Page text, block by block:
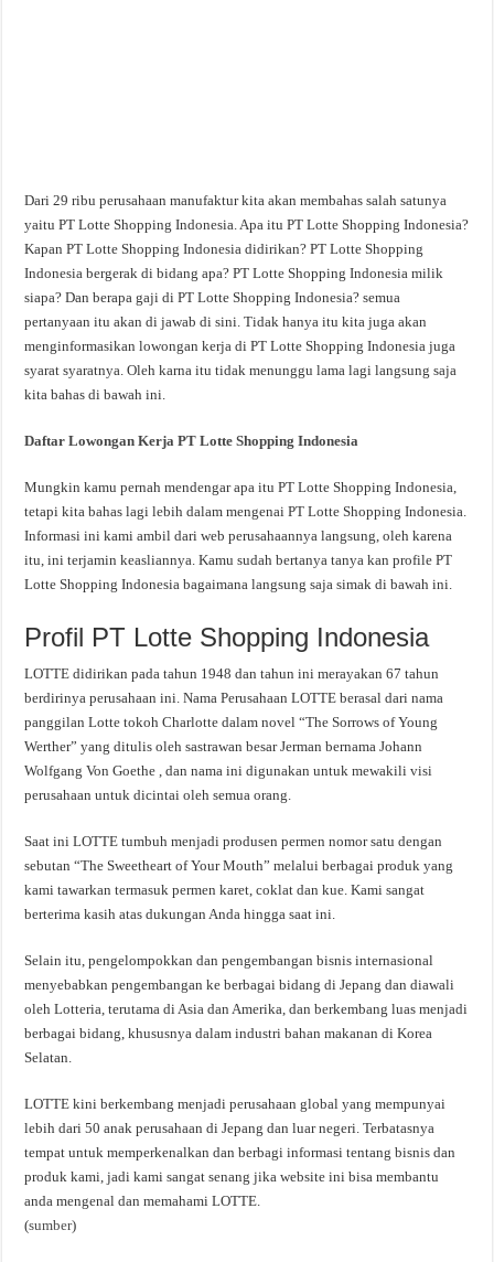
Dari 29 ribu perusahaan manufaktur kita akan membahas salah satunya
yaitu PT Lotte Shopping Indonesia. Apa itu PT Lotte Shopping Indonesia?
Kapan PT Lotte Shopping Indonesia didirikan? PT Lotte Shopping
Indonesia bergerak di bidang apa? PT Lotte Shopping Indonesia milik
siapa? Dan berapa gaji di PT Lotte Shopping Indonesia? semua
pertanyaan itu akan di jawab di sini. Tidak hanya itu kita juga akan
menginformasikan lowongan kerja di PT Lotte Shopping Indonesia juga
syarat syaratnya. Oleh karna itu tidak menunggu lama lagi langsung saja
kita bahas di bawah ini.
Daftar Lowongan Kerja PT Lotte Shopping Indonesia
Mungkin kamu pernah mendengar apa itu PT Lotte Shopping Indonesia,
tetapi kita bahas lagi lebih dalam mengenai PT Lotte Shopping Indonesia.
Informasi ini kami ambil dari web perusahaannya langsung, oleh karena
itu, ini terjamin keasliannya. Kamu sudah bertanya tanya kan profile PT
Lotte Shopping Indonesia bagaimana langsung saja simak di bawah ini.
Profil PT Lotte Shopping Indonesia
LOTTE didirikan pada tahun 1948 dan tahun ini merayakan 67 tahun
berdirinya perusahaan ini. Nama Perusahaan LOTTE berasal dari nama
panggilan Lotte tokoh Charlotte dalam novel “The Sorrows of Young
Werther” yang ditulis oleh sastrawan besar Jerman bernama Johann
Wolfgang Von Goethe , dan nama ini digunakan untuk mewakili visi
perusahaan untuk dicintai oleh semua orang.
Saat ini LOTTE tumbuh menjadi produsen permen nomor satu dengan
sebutan “The Sweetheart of Your Mouth” melalui berbagai produk yang
kami tawarkan termasuk permen karet, coklat dan kue. Kami sangat
berterima kasih atas dukungan Anda hingga saat ini.
Selain itu, pengelompokkan dan pengembangan bisnis internasional
menyebabkan pengembangan ke berbagai bidang di Jepang dan diawali
oleh Lotteria, terutama di Asia dan Amerika, dan berkembang luas menjadi
berbagai bidang, khususnya dalam industri bahan makanan di Korea
Selatan.
LOTTE kini berkembang menjadi perusahaan global yang mempunyai
lebih dari 50 anak perusahaan di Jepang dan luar negeri. Terbatasnya
tempat untuk memperkenalkan dan berbagi informasi tentang bisnis dan
produk kami, jadi kami sangat senang jika website ini bisa membantu
anda mengenal dan memahami LOTTE.
(sumber)